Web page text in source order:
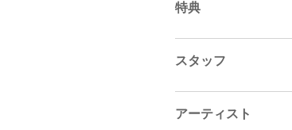
特典
スタッフ
アーティスト